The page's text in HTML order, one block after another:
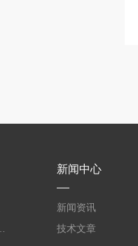
新闻中心
新闻资讯
技术文章